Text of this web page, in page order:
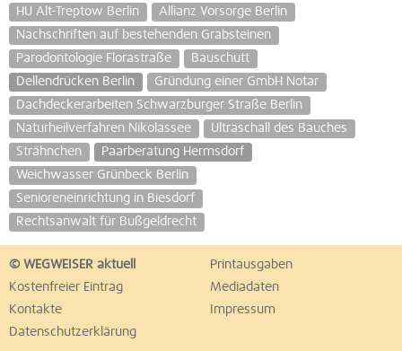
HU Alt-Treptow Berlin
Allianz Vorsorge Berlin
Nachschriften auf bestehenden Grabsteinen
Parodontologie Florastraße
Bauschutt
Dellendrücken Berlin
Gründung einer GmbH Notar
Dachdeckerarbeiten Schwarzburger Straße Berlin
Naturheilverfahren Nikolassee
Ultraschall des Bauches
Strähnchen
Paarberatung Hermsdorf
Weichwasser Grünbeck Berlin
Senioreneinrichtung in Biesdorf
Rechtsanwalt für Bußgeldrecht
© WEGWEISER aktuell
Printausgaben
Kostenfreier Eintrag
Mediadaten
Kontakte
Impressum
Datenschutzerklärung